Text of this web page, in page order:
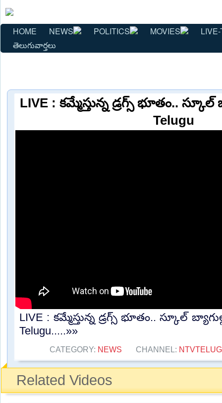
HOME NEWS POLITICS MOVIES
తెలుగువార్తలు
LIVE : కమ్మేస్తున్న డ్రగ్స్ భూతం.. స్కూల్
Telugu
LIVE : కమ్మేస్తున్న డ్రగ్స్ భూతం.. స్కూల్
Telugu.....»»
CATEGORY: NEWS CHANNEL:
Related Videos